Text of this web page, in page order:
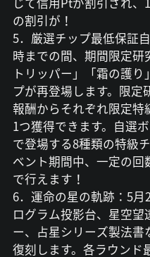
じて信用Ptが割引され、
の割引が！
5．厳選チップ最低保証
時までの間、期間限定研
トリッパー」「霜の護
プが再登場します。限定
報酬からそれぞれ限定特
1つ獲得できます。自選
で登場する8種類の特級
ベント期間中、一定の回
で行えます！
6．運命の星の軌跡：5月
ログラム投影台、星空望
ー、占星シリーズ製法書
復刻します。各ラウンド